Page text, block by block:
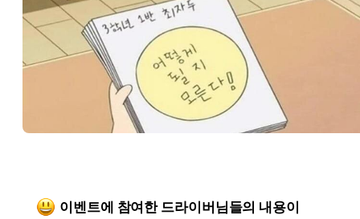
이벤트에 참여한 드라이버님들의 내용이